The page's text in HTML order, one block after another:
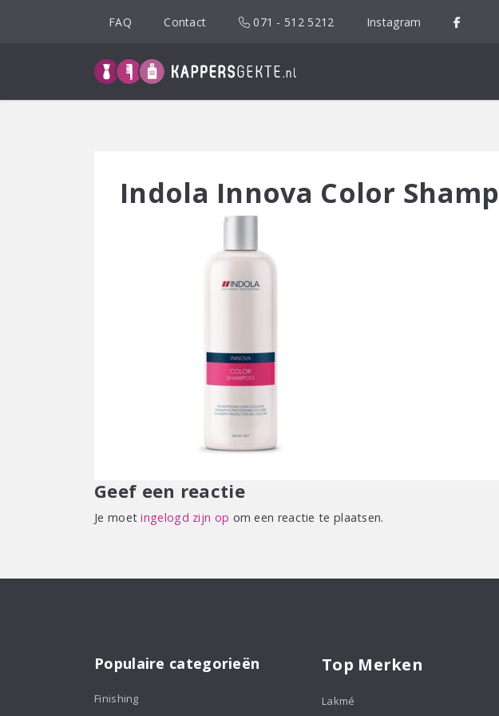
FAQ Contact 071 - 512 5212 Instagram
Indola Innova Color
Geef een reactie
Je moetingelogd zijn op om een reactie te plaatsen.
Populaire categorieën
Finishing
Top Merken
Lakmé